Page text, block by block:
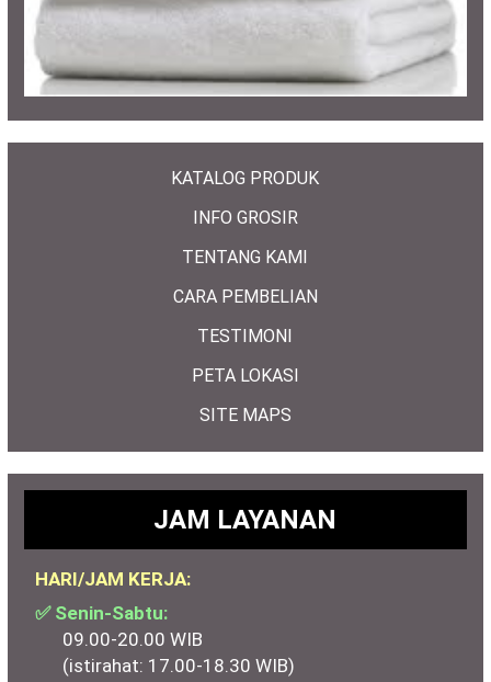
KATALOG PRODUK
INFO GROSIR
TENTANG KAMI
CARA PEMBELIAN
TESTIMONI
PETA LOKASI
SITE MAPS
JAM LAYANAN
HARI/JAM KERJA:
✅ Senin-Sabtu:
09.00-20.00 WIB
(istirahat: 17.00-18.30 WIB)